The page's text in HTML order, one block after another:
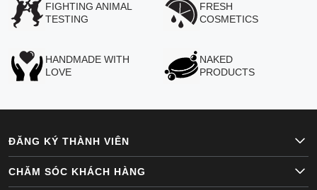
FIGHTING ANIMAL
TESTING
FRESH
COSMETICS
HANDMADE WITH
LOVE
NAKED
PRODUCTS
ĐĂNG KÝ THÀNH VIÊN
CHĂM SÓC KHÁCH HÀNG